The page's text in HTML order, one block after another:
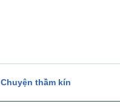
Chuyện thầm kín